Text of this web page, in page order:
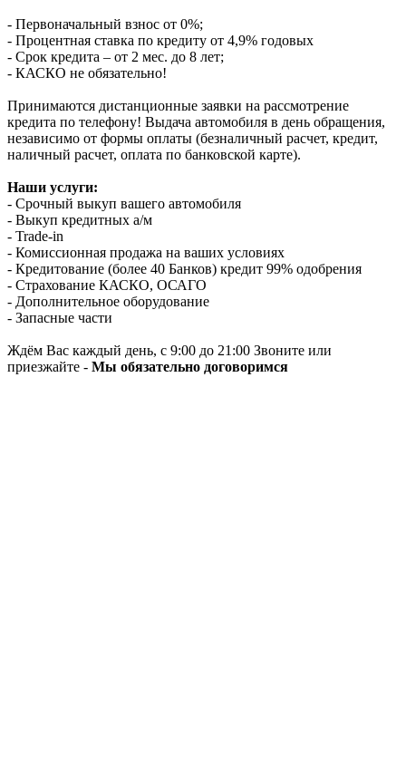
- Первоначальный взнос от 0%;
- Процентная ставка по кредиту от 4,9% годовых
- Срок кредита – от 2 мес. до 8 лет;
- КАСКО не обязательно!
Принимаются дистанционные заявки на рассмотрение
кредита по телефону! Выдача автомобиля в день обращения,
независимо от формы оплаты (безналичный расчет, кредит,
наличный расчет, оплата по банковской карте).
Наши услуги:
- Срочный выкуп вашего автомобиля
- Выкуп кредитных а/м
- Trade-in
- Комиссионная продажа на ваших условиях
- Кредитование (более 40 Банков) кредит 99% одобрения
- Страхование КАСКО, ОСАГО
- Дополнительное оборудование
- Запасные части
Ждём Вас каждый день, с 9:00 до 21:00 Звоните или
приезжайте - Мы обязательно договоримся